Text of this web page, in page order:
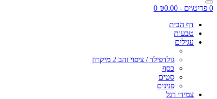
0 פריט\ים - ₪0.00
0
דף הבית
טבעות
עגילים
גולדפילד / ציפוי זהב 2 מיקרון
כסף
סטים
פנינים
צמידי רגל